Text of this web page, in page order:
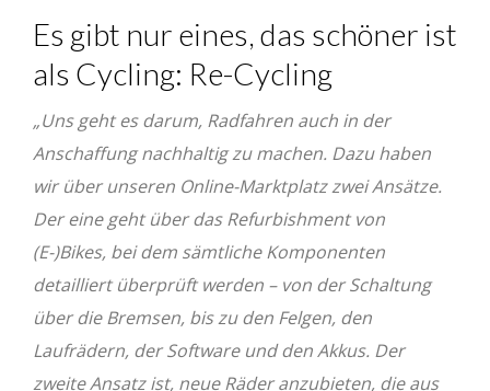
Es gibt nur eines, das schöner ist
als Cycling: Re-Cycling
„Uns geht es darum, Radfahren auch in der
Anschaffung nachhaltig zu machen. Dazu haben
wir über unseren Online-Marktplatz zwei Ansätze.
Der eine geht über das Refurbishment von
(E-)Bikes, bei dem sämtliche Komponenten
detailliert überprüft werden – von der Schaltung
über die Bremsen, bis zu den Felgen, den
Laufrädern, der Software und den Akkus. Der
zweite Ansatz ist, neue Räder anzubieten, die aus